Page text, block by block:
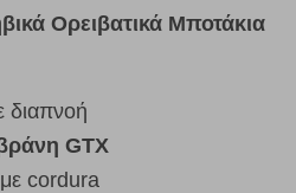
Ορειβατικά Μποτάκια
διαπνοή
GTX
cordura